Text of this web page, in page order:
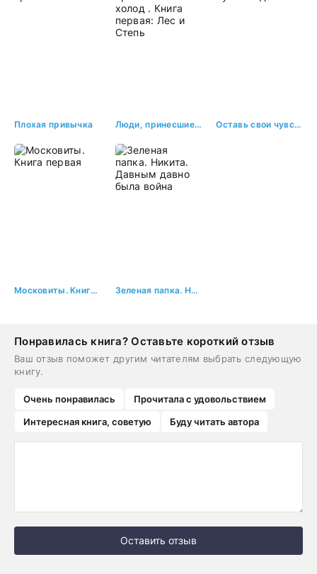
Плохая привычка Люди, принесшие холод . Книга первая: Лес и Степь Оставь свои чувства дома
Московиты. Книга первая Зеленая папка. Никита. Давным давно была война
Понравилась книга? Оставьте короткий отзыв
Ваш отзыв поможет другим читателям выбрать следующую
книгу.
Очень понравилась
Прочитала с удовольствием
Интересная книга, советую
Буду читать автора
Оставить отзыв